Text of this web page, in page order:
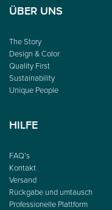
ÜBER UNS
The Story
Design & Color
Quality First
Sustainability
Unique People
HILFE
FAQ’s
Kontakt
Versand
Rückgabe und umtausch
Professionelle Plattform